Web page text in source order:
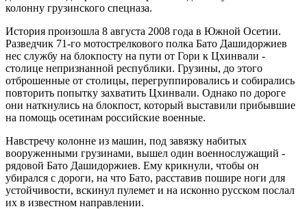
колонну грузинского спецназа.
История произошла 8 августа 2008 года в Южной Осетии.
Разведчик 71-го мотострелкового полка Бато Дашидоржиев
нес службу на блокпосту на пути от Гори к Цхинвали -
столице непризнанной республики. Грузины, до этого
отброшенные от столицы, перегруппировались и собирались
повторить попытку захватить Цхинвали. Однако по дороге
они наткнулись на блокпост, который выставили прибывшие
на помощь осетинам российские военные.
Навстречу колонне из машин, под завязку набитых
вооруженными грузинами, вышел один военнослужащий -
рядовой Бато Дашидоржиев. Ему крикнули, чтобы он
убирался с дороги, на что Бато, расставив пошире ноги для
устойчивости, вскинул пулемет и на исконно русском послал
их в известном направлении.